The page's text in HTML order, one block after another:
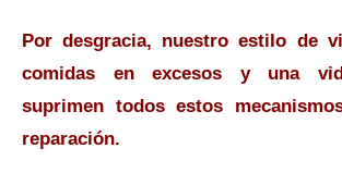
Por desgracia, nuestro estilo de
comidas en excesos y una
suprimen todos estos
reparación.